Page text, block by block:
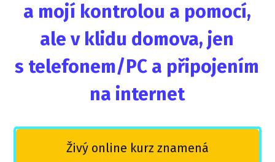
a mojí kontrolou a pomocí,
ale v klidu domova, jen
s telefonem/PC a připojením
na internet
Živý online kurz znamená